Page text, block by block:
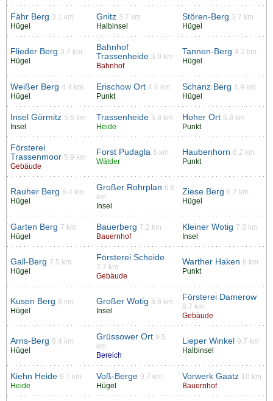
Fähr Berg 3.1 km
Hügel
Gnitz 3.7 km
Halbinsel
Stören-Berg 3.7 km
Hügel
Flieder Berg 3.7 km
Hügel
Bahnhof
Trassenheide 3.9 km
Bahnhof
Tannen-Berg 4.2 km
Hügel
Weißer Berg 4.4 km
Hügel
Erischow Ort 4.4 km
Punkt
Schanz Berg 4.9 km
Hügel
Insel Görmitz 5.6 km
Insel
Trassenheide 5.8 km
Heide
Hoher Ort 5.8 km
Punkt
Försterei
Trassenmoor 5.9 km
Gebäude
Forst Pudagla 6 km
Wälder
Haubenhorn 6.2 km
Punkt
Rauher Berg 6.4 km
Hügel
Großer Rohrplan 6.6
km
Insel
Ziese Berg 6.7 km
Hügel
Garten Berg 7 km
Hügel
Bauerberg 7.2 km
Bauernhof
Kleiner Wotig 7.3 km
Insel
Gall-Berg 7.5 km
Hügel
Försterei Scheide
7.7 km
Gebäude
Warther Haken 8 km
Punkt
Kusen Berg 8 km
Hügel
Großer Wotig 8.6 km
Insel
Försterei Damerow
8.7 km
Gebäude
Arns-Berg 9.4 km
Hügel
Grüssower Ort 9.5
km
Bereich
Lieper Winkel 9.7 km
Halbinsel
Kiehn Heide 9.7 km
Heide
Voß-Berge 9.7 km
Hügel
Vorwerk Gaatz 10 km
Bauernhof